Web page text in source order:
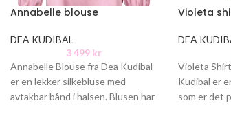
Annabelle blouse
DEA KUDIBAL
3 499 kr
Annabelle Blouse fra Dea Kudibal
er en lekker silkebluse med
avtakbar bånd i halsen. Blusen har
Violeta
DEA
Violeta
Kudibal er
som er det